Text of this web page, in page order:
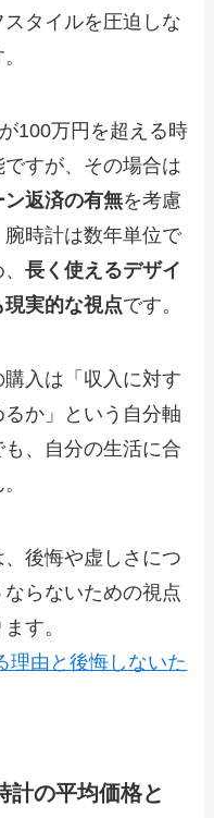
タイルを圧迫しな
100万円を超える時
すが、その場合は
返済の有無を考慮
時計は数年単位で
、長く使えるデザイ
実的な視点です。
入は「収入に対す
か」という自分軸
、自分の生活に合
後悔や虚しさにつ
らないための視点
す。
理由と後悔しないた
計の平均価格と